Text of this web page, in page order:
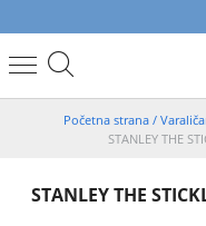
Početna strana /
STANLEY THE
STANLEY THE